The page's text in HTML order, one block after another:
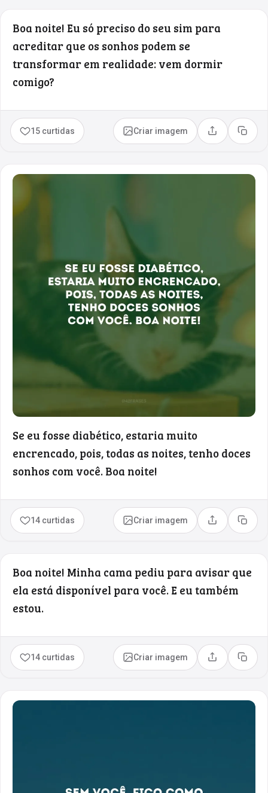
Boa noite! Eu só preciso do seu sim para
acreditar que os sonhos podem se
transformar em realidade: vem dormir
comigo?
15 curtidas Criar imagem Compartilhar
Copiar
Se eu fosse diabético, estaria muito
encrencado, pois, todas as noites, tenho doces
sonhos com você. Boa noite!
14 curtidas Criar imagem Compartilhar
Copiar
Boa noite! Minha cama pediu para avisar que
ela está disponível para você. E eu também
estou.
14 curtidas Criar imagem Compartilhar
Copiar